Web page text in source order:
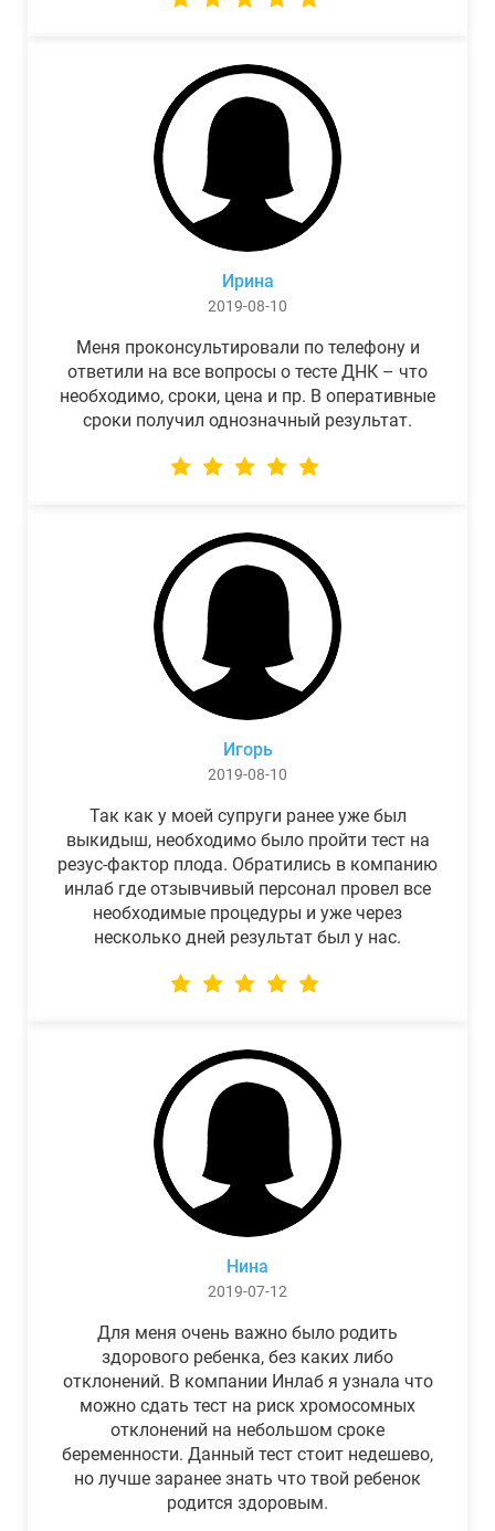
Ирина
2019-08-10
Меня проконсультировали по телефону и
ответили на все вопросы о тесте ДНК – что
необходимо, сроки, цена и пр. В оперативные
сроки получил однозначный результат.
Игорь
2019-08-10
Так как у моей супруги ранее уже был
выкидыш, необходимо было пройти тест на
резус-фактор плода. Обратились в компанию
инлаб где отзывчивый персонал провел все
необходимые процедуры и уже через
несколько дней результат был у нас.
Нина
2019-07-12
Для меня очень важно было родить
здорового ребенка, без каких либо
отклонений. В компании Инлаб я узнала что
можно сдать тест на риск хромосомных
отклонений на небольшом сроке
беременности. Данный тест стоит недешево,
но лучше заранее знать что твой ребенок
родится здоровым.